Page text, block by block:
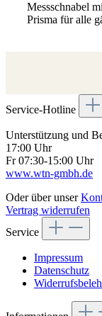
Messschnabel
Prisma für alle
Service-Hotline
Unterstützung und
17:00 Uhr
Fr 07:30-15:00 Uhr
www.wtn-gmbh.de
Oder über unser
Vertrag widerrufen
Service
Impressum
Datenschutz